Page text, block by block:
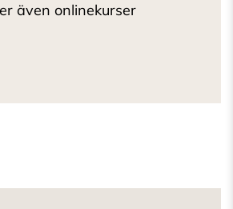
även onlinekurser